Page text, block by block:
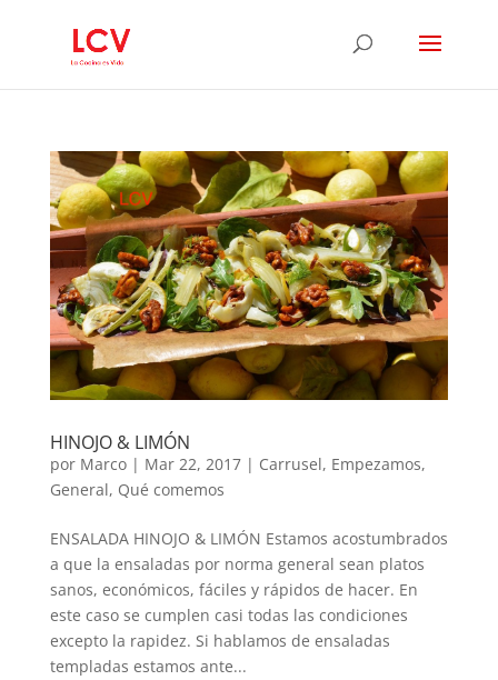
HINOJO & LIMÓN
por Marco| Mar 22, 2017| Carrusel, Empezamos,
General, Qué comemos
ENSALADA HINOJO & LIMÓN Estamos acostumbrados
a que la ensaladas por norma general sean platos
sanos, económicos, fáciles y rápidos de hacer. En
este caso se cumplen casi todas las condiciones
excepto la rapidez. Si hablamos de ensaladas
templadas estamos ante...